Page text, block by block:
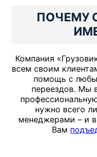
ПОЧЕМУ
Компания
всем своим
помощь с
переездов. Мы
нужно всего
менеджерами – и
Вам